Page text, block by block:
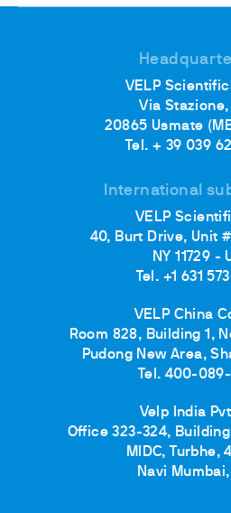
VELP
Via Stazione,
20865 Usmate
Tel. + 39 039
International
VELP
40, Burt Drive, Unit
NY 11729 -
Tel. +1 631
VELP China
Room 828, Building 1,
Pudong New Area,
Tel. 400-
Velp India
Office 323-324,
MIDC, Turbhe,
Navi